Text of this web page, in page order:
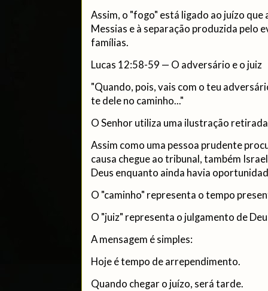
Assim, o "fogo" está ligado ao juízo que
Messias e à separação produzida pelo
famílias.
Lucas 12:58-59 — O adversário e o juiz
"Quando, pois, vais com o teu
te dele no caminho..."
O Senhor utiliza uma ilustração
Assim como uma pessoa prudente
causa chegue ao tribunal, também
Deus enquanto ainda havia
O "caminho" representa o tempo
O "juiz" representa o julgamento de
A mensagem é simples:
Hoje é tempo de arrependimento.
Quando chegar o juízo, será tarde.